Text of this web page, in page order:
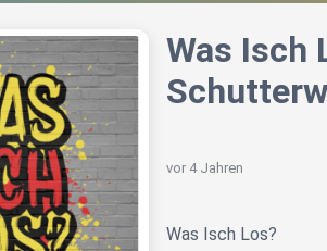
Was Isch
vor 4 Jahren
Was Isch Los?